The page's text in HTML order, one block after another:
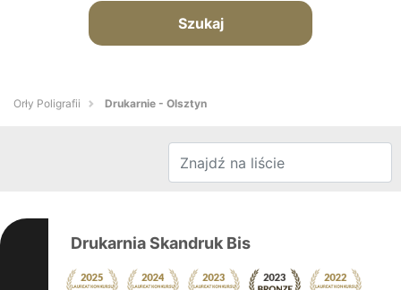
Szukaj
Orły Poligrafii Drukarnie - Olsztyn
Drukarnia Skandruk Bis